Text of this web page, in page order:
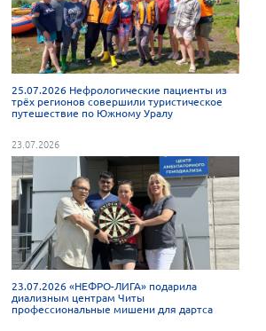
25.07.2026 Нефрологические пациенты из
трёх регионов совершили туристическое
путешествие по Южному Уралу
23.07.2026
23.07.2026 «НЕФРО-ЛИГА» подарила
диализным центрам Читы
профессиональные мишени для дартса